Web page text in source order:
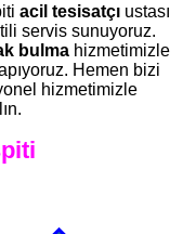
acil tesisatçı ustası
servis sunuyoruz.
bulmahizmetimizle
Hemen bizi
hizmetimizle